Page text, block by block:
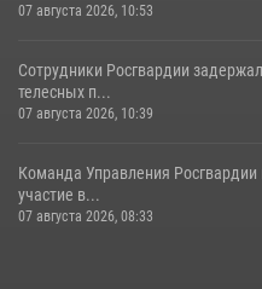
07 августа 2026, 10:53
Сотрудники Росгвардии
телесных п...
07 августа 2026, 10:39
Команда Управления
участие в...
07 августа 2026, 08:33